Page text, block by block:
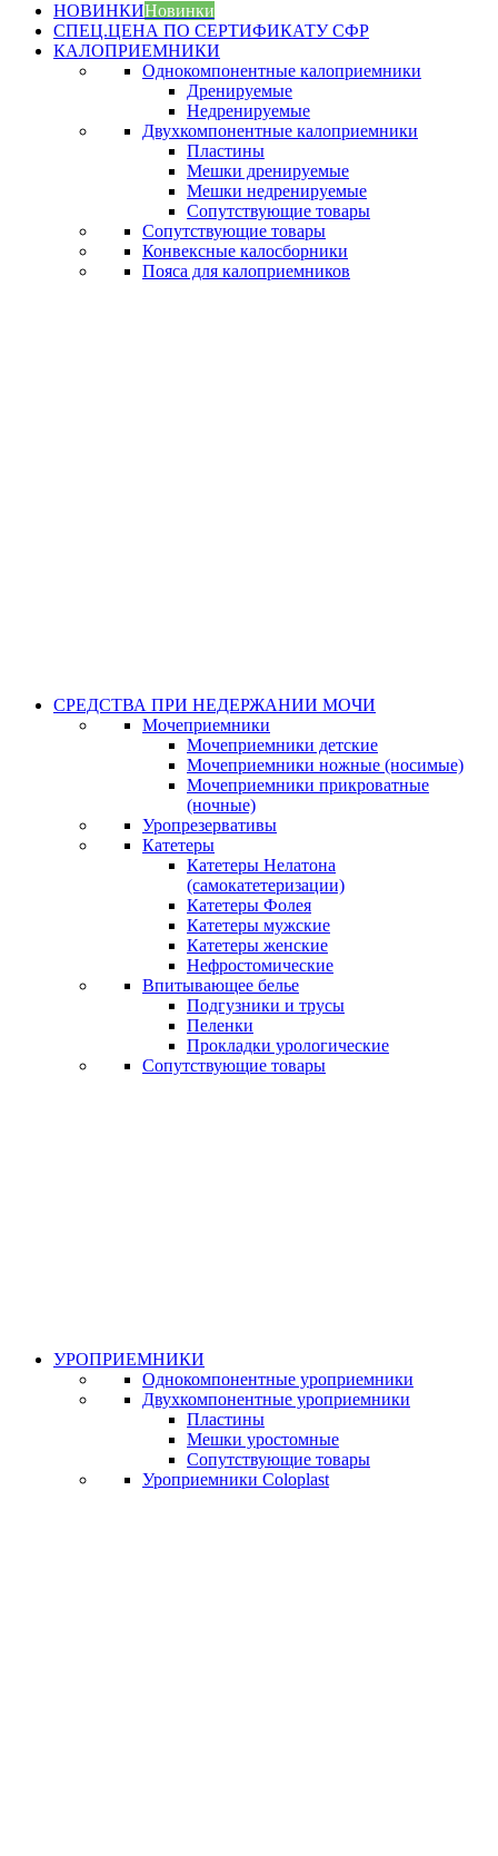
НОВИНКИНовинки
СПЕЦ.ЦЕНА ПО СЕРТИФИКАТУ СФР
КАЛОПРИЕМНИКИ
Однокомпонентные калоприемники
Дренируемые
Недренируемые
Двухкомпонентные калоприемники
Пластины
Мешки дренируемые
Мешки недренируемые
Сопутствующие товары
Сопутствующие товары
Конвексные калосборники
Пояса для калоприемников
СРЕДСТВА ПРИ НЕДЕРЖАНИИ МОЧИ
Мочеприемники
Мочеприемники детские
Мочеприемники ножные (носимые)
Мочеприемники прикроватные
(ночные)
Уропрезервативы
Катетеры
Катетеры Нелатона
(самокатетеризации)
Катетеры Фолея
Катетеры мужские
Катетеры женские
Нефростомические
Впитывающее белье
Подгузники и трусы
Пеленки
Прокладки урологические
Сопутствующие товары
УРОПРИЕМНИКИ
Однокомпонентные уроприемники
Двухкомпонентные уроприемники
Пластины
Мешки уростомные
Сопутствующие товары
Уроприемники Coloplast